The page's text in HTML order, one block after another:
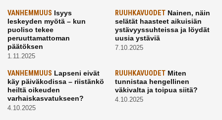
VANHEMMUUS Isyys
leskeyden myötä – kun
puoliso tekee
peruuttamattoman
päätöksen
1.11.2025
RUUHKAVUODETNainen, näin
selätät haasteet aikuisiän
ystävyyssuhteissa ja löydät
uusia ystäviä
7.10.2025
VANHEMMUUS Lapseni eivät
käy päiväkodissa – riistänkö
heiltä oikeuden
varhaiskasvatukseen?
4.10.2025
RUUHKAVUODETMiten
tunnistaa hengellinen
väkivalta ja toipua siitä?
4.10.2025